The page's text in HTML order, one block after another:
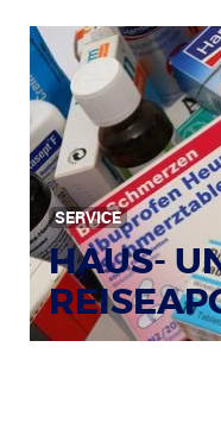
SERVICE
HAUS-